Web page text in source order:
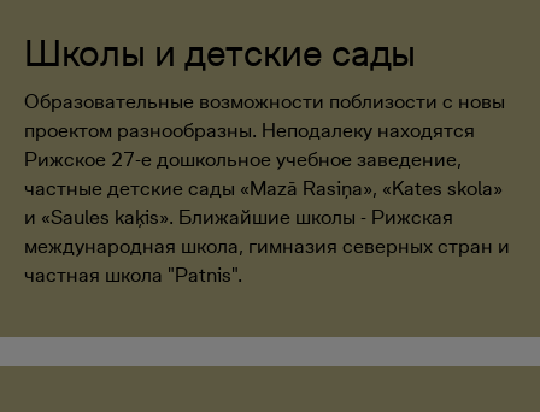
Школы и детские сады
Образовательные возможности поблизости с новы
проектом разнообразны. Неподалеку находятся
Рижское 27-е дошкольное учебное заведение,
частные детские сады «Mazā Rasiņa», «Kates skola»
и «Saules kaķis». Ближайшие школы - Рижская
международная школа, гимназия северных стран и
частная школа "Patnis".